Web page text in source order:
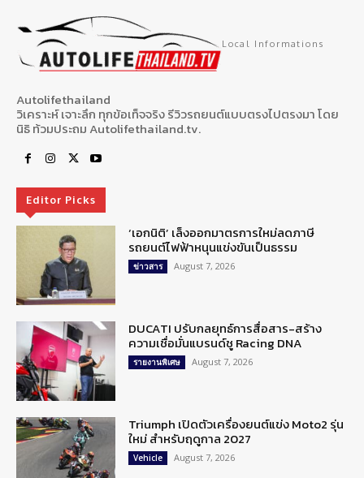
Local Informations
Autolifethailand
วิเคราะห์ เจาะลึก ทุกข้อเท็จจริง รีวิวรถยนต์แบบตรงไปตรงมา โดย
นิธิ ท้วมประถม Autolifethailand.tv.
Editor Picks
‘เอกนิติ’ เล็งออกมาตรการใหม่ลดภาษี
รถยนต์ไฟฟ้าหนุนแข่งขันเป็นธรรม
ข่าวสาร August 7, 2026
DUCATI ปรับกลยุทธ์การสื่อสาร-สร้าง
ความเชื่อมั่นแบรนด์ชู Racing DNA
รายงานพิเศษ August 7, 2026
Triumph เปิดตัวเครื่องยนต์แข่ง Moto2 รุ่น
ใหม่ สำหรับฤดูกาล 2027
Vehicle August 7, 2026